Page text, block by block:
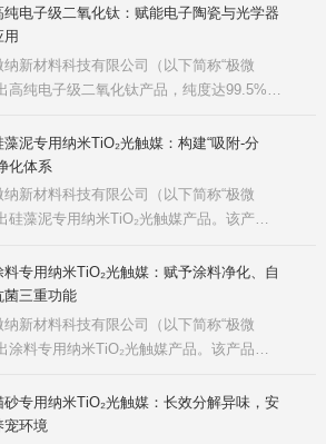
乳酸钛、草酸钛、三乙醇胺钛等有机钛络合
产品采用先进分散工艺，将钛元素稳定在
子状态，确保高效穿透植物叶面屏障，实
易吸收、高转
纯电子级二氧化钛：赋能电子陶瓷与光学器
用
纳新材料科技有限公司（以下简称“极微
高纯电子级二氧化钛产品，纯度达99.5%以
元素等有害杂质，粒径可控制在亚微米至
泛应用于热敏电阻（PTC）、片式多层陶
MLCC）、压电陶瓷（PZT）等电子陶瓷
及光学玻璃、光导纤维、
泥专用纳米TiO₂光触媒：构建“吸附-分
化体系
纳新材料科技有限公司（以下简称“极微
硅藻泥专用纳米TiO₂光触媒产品。该产品
5~10nm的纳米二氧化钛，可与硅藻泥紧密
“物理捕获”与“化学分解”的协同作用，大
净化效率。一、作用机理：吸附-分解协
一步：硅藻土的物
料专用纳米TiO₂光触媒：赋予涂料净化、自
菌三重功能
纳新材料科技有限公司（以下简称“极微
涂料专用纳米TiO₂光触媒产品。该产品以
涂料体系设计，可赋予传统涂料空气净
、抗菌防霉等多重功能，是现代高性能功
砂专用纳米TiO₂光触媒：长效分解异味，安
宠环境